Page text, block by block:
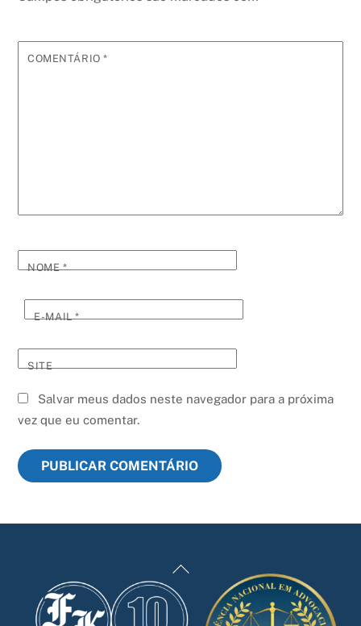
COMENTÁRIO*
NOME*
E-MAIL*
SITE
Salvar meus dados neste navegador para a próxima
vez que eu comentar.
Back
Top